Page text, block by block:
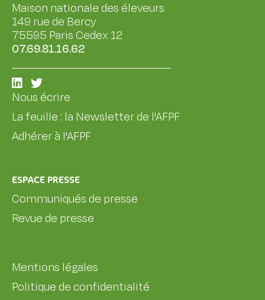
Maison nationale des éleveurs
149 rue de Bercy
75595 Paris Cedex 12
07.69.81.16.62
Nous écrire
La feuille : la Newsletter de l'AFPF
Adhérer à l'AFPF
ESPACE PRESSE
Communiqués de presse
Revue de presse
Mentions légales
Politique de confidentialité